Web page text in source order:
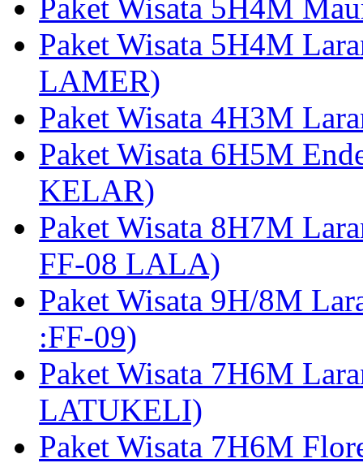
Paket Wisata 5H4M
Paket Wisata 5H4M
LAMER)
Paket Wisata 4H3M
Paket Wisata 6H5M
KELAR)
Paket Wisata 8H7M
FF-08 LALA)
Paket Wisata 9H/8M
:FF-09)
Paket Wisata 7H6M
LATUKELI)
Paket Wisata 7H6M